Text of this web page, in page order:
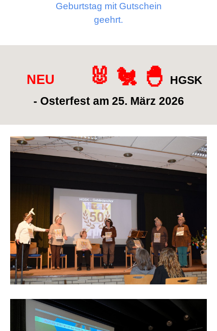
Geburtstag mit Gutschein
geehrt.
NEU 🐰 🐔 🐣
HGSK
- Osterfest am 25. März 2026